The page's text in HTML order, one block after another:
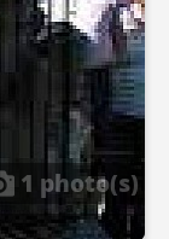
1 photo(s)